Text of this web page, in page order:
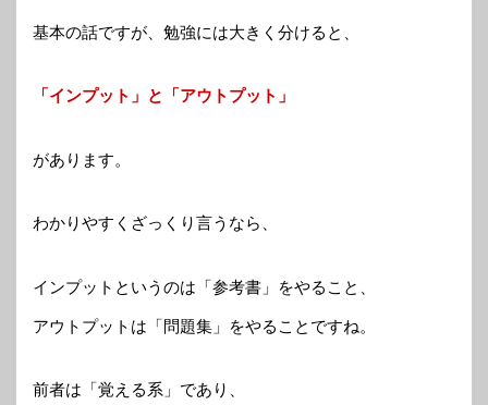
基本の話ですが、勉強には大きく分けると、
「インプット」と「アウトプット」
があります。
わかりやすくざっくり言うなら、
インプットというのは「参考書」をやること、
アウトプットは「問題集」をやることですね。
前者は「覚える系」であり、